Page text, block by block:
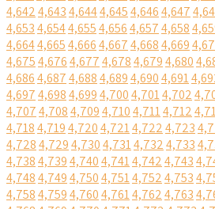
4,6424,6434,6444,6454,6464,647
4,6534,6544,6554,6564,6574,658
4,6644,6654,6664,6674,6684,669
4,6754,6764,6774,6784,6794,680
4,6864,6874,6884,6894,6904,691
4,6974,6984,6994,7004,7014,702
4,7074,7084,7094,7104,7114,712
4,7184,7194,7204,7214,7224,723
4,7284,7294,7304,7314,7324,733
4,7384,7394,7404,7414,7424,743
4,7484,7494,7504,7514,7524,753
4,7584,7594,7604,7614,7624,763